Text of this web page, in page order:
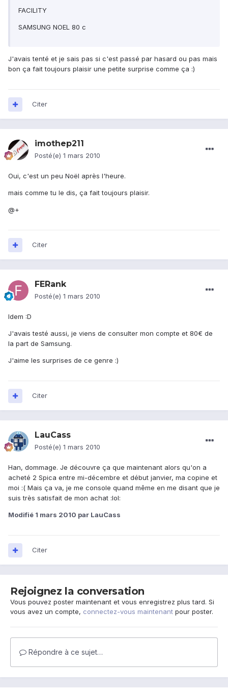
FACILITY
SAMSUNG NOEL 80 c
J'avais tenté et je sais pas si c'est passé par hasard ou pas mais
bon ça fait toujours plaisir une petite surprise comme ça :)
Citer
imothep211
Posté(e) 1 mars 2010
Oui, c'est un peu Noël après l'heure.
mais comme tu le dis, ça fait toujours plaisir.
@+
Citer
FERank
Posté(e) 1 mars 2010
Idem :D
J'avais testé aussi, je viens de consulter mon compte et 80€ de
la part de Samsung.
J'aime les surprises de ce genre :)
Citer
LauCass
Posté(e) 1 mars 2010
Han, dommage. Je découvre ça que maintenant alors qu'on a
acheté 2 Spica entre mi-décembre et début janvier, ma copine et
moi :( Mais ça va, je me console quand même en me disant que je
suis très satisfait de mon achat :lol:
Modifié 1 mars 2010 par LauCass
Citer
Rejoignez la conversation
Vous pouvez poster maintenant et vous enregistrez plus tard. Si
vous avez un compte, connectez-vous maintenant pour poster.
Répondre à ce sujet…